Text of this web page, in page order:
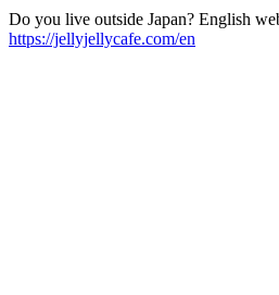
Do you live outside Japan? English
https://jellyjellycafe.com/en